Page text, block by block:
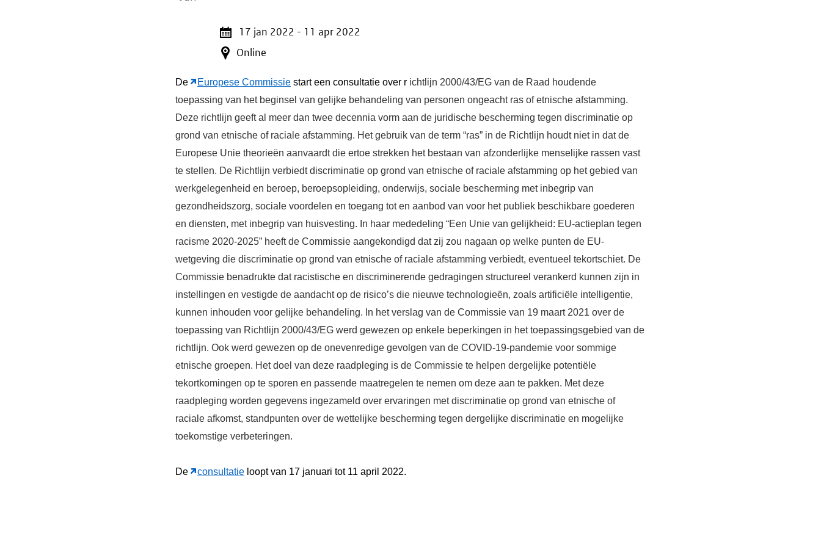
Activiteitendata17 jan 2022 - 11 apr 2022
Online
De Europese Commissie start een consultatie over r ichtlijn 2000/43/EG van de Raad houdende
toepassing van het beginsel van gelijke behandeling van personen ongeacht ras of etnische afstamming.
Deze richtlijn geeft al meer dan twee decennia vorm aan de juridische bescherming tegen discriminatie op
grond van etnische of raciale afstamming. Het gebruik van de term “ras” in de Richtlijn houdt niet in dat de
Europese Unie theorieën aanvaardt die ertoe strekken het bestaan van afzonderlijke menselijke rassen vast
te stellen. De Richtlijn verbiedt discriminatie op grond van etnische of raciale afstamming op het gebied van
werkgelegenheid en beroep, beroepsopleiding, onderwijs, sociale bescherming met inbegrip van
gezondheidszorg, sociale voordelen en toegang tot en aanbod van voor het publiek beschikbare goederen
en diensten, met inbegrip van huisvesting. In haar mededeling “Een Unie van gelijkheid: EU-actieplan tegen
racisme 2020-2025” heeft de Commissie aangekondigd dat zij zou nagaan op welke punten de EU-
wetgeving die discriminatie op grond van etnische of raciale afstamming verbiedt, eventueel tekortschiet. De
Commissie benadrukte dat racistische en discriminerende gedragingen structureel verankerd kunnen zijn in
instellingen en vestigde de aandacht op de risico’s die nieuwe technologieën, zoals artificiële intelligentie,
kunnen inhouden voor gelijke behandeling. In het verslag van de Commissie van 19 maart 2021 over de
toepassing van Richtlijn 2000/43/EG werd gewezen op enkele beperkingen in het toepassingsgebied van de
richtlijn. Ook werd gewezen op de onevenredige gevolgen van de COVID-19-pandemie voor sommige
etnische groepen. Het doel van deze raadpleging is de Commissie te helpen dergelijke potentiële
tekortkomingen op te sporen en passende maatregelen te nemen om deze aan te pakken. Met deze
raadpleging worden gegevens ingezameld over ervaringen met discriminatie op grond van etnische of
raciale afkomst, standpunten over de wettelijke bescherming tegen dergelijke discriminatie en mogelijke
toekomstige verbeteringen.
De consultatie loopt van 17 januari tot 11 april 2022.